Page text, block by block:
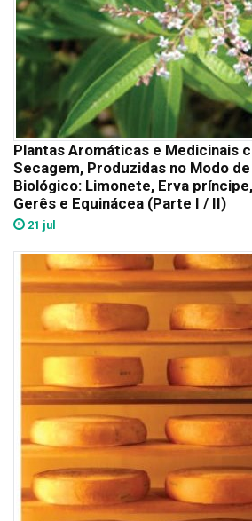
Plantas Aromáticas e Medicinais
Secagem, Produzidas no Modo
Biológico: Limonete, Erva
Gerês e Equinácea (Parte I / II)
21 jul